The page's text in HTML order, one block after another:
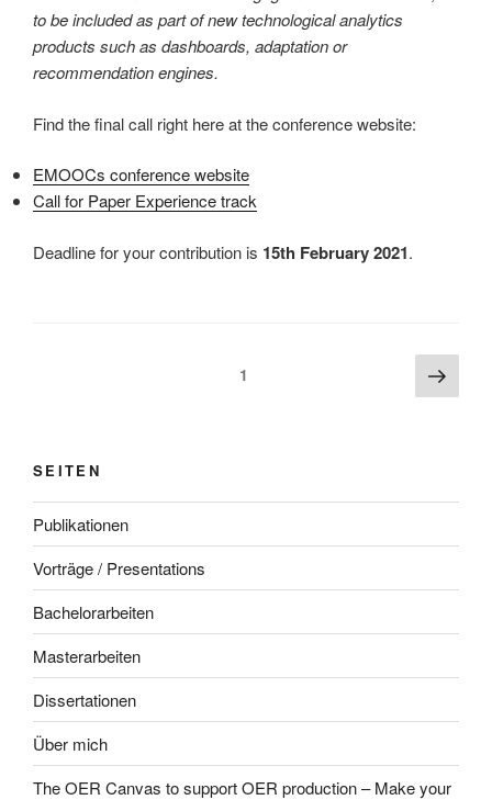
to be included as part of new technological analytics
products such as dashboards, adaptation or
recommendation engines.
Find the final call right here at the conference website:
EMOOCs conference website
Call for Paper Experience track
Deadline for your contribution is 15th February 2021.
1
Seite
SEITEN
Publikationen
Vorträge / Presentations
Bachelorarbeiten
Masterarbeiten
Dissertationen
Über mich
The OER Canvas to support OER production – Make your